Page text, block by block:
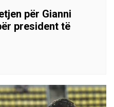
për Gianni
president të